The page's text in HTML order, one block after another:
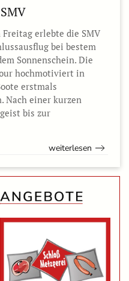
erlebte die SMV
bei bestem
Sonnenschein. Die
hochmotiviert in
erstmals
Nach einer kurzen
bis zur
weiterlesen